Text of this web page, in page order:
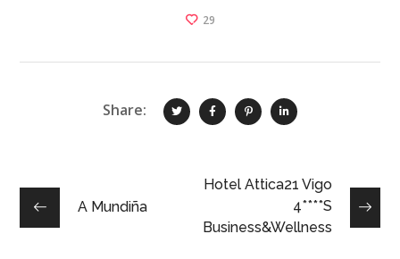
29
Share:
A Mundiña
Hotel Attica21 Vigo
4****S
Business&Wellness